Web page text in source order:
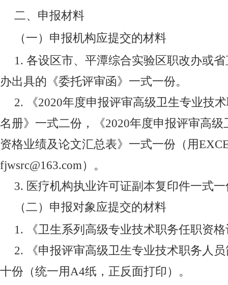
二、申报材料
（一）申报机构应提交的材料
1. 各设区市、平潭综合实验区职改办或
办出具的《委托评审函》一式一份。
2.
《2020年度申报评审高级卫生专业技
名册》一式二份，《2020年度申报评审高级
资格业绩及论文汇总表》一式一份（用
fjwsrc@163.com）。
3. 医疗机构执业许可证副本复印件一式
（二）申报对象应提交的材料
1.
《卫生系列高级专业技术职务任职资
2.
《申报评审高级卫生专业技术职务人
十份（统一用A4纸，正反面打印）。